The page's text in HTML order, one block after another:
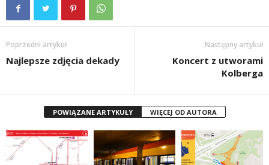
Poprzedni artykuł
Najlepsze zdjęcia dekady
Następny artykuł
Koncert z utworami
Kolberga
POWIĄZANE ARTYKUŁY WIĘCEJ OD AUTORA